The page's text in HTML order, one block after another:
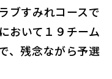
ブすみれコースで
おいて１９チーム
、残念ながら予選